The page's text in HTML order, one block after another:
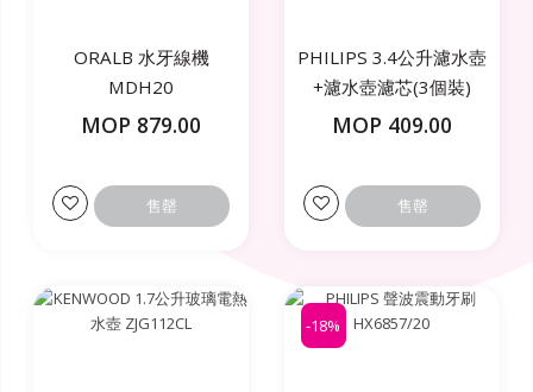
ORALB 水牙線機
MDH20
MOP 879.00
售罄
PHILIPS 3.4公升濾水壺
+濾水壺濾芯(3個裝)
MOP 409.00
售罄
-18%